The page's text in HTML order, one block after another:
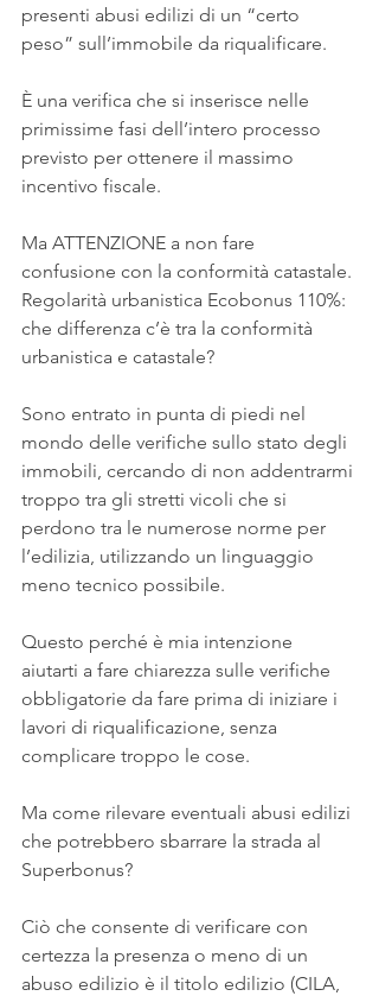
presenti abusi edilizi di un “certo
peso” sull’immobile da riqualificare.
È una verifica che si inserisce nelle
primissime fasi dell’intero processo
previsto per ottenere il massimo
incentivo fiscale.
Ma ATTENZIONE a non fare
confusione con la conformità catastale.
Regolarità urbanistica Ecobonus 110%:
che differenza c’è tra la conformità
urbanistica e catastale?
Sono entrato in punta di piedi nel
mondo delle verifiche sullo stato degli
immobili, cercando di non addentrarmi
troppo tra gli stretti vicoli che si
perdono tra le numerose norme per
l’edilizia, utilizzando un linguaggio
meno tecnico possibile.
Questo perché è mia intenzione
aiutarti a fare chiarezza sulle verifiche
obbligatorie da fare prima di iniziare i
lavori di riqualificazione, senza
complicare troppo le cose.
Ma come rilevare eventuali abusi edilizi
che potrebbero sbarrare la strada al
Superbonus?
Ciò che consente di verificare con
certezza la presenza o meno di un
abuso edilizio è il titolo edilizio (CILA,